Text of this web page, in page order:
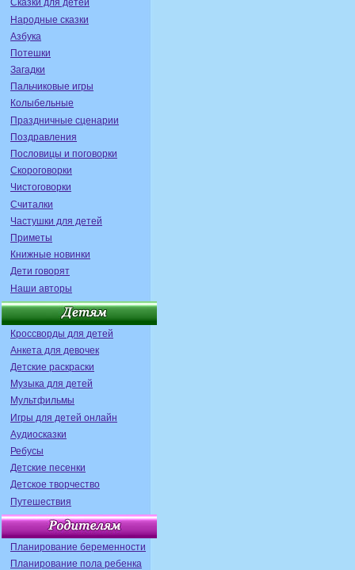
Сказки для детей
Народные сказки
Азбука
Потешки
Загадки
Пальчиковые игры
Колыбельные
Праздничные сценарии
Поздравления
Пословицы и поговорки
Скороговорки
Чистоговорки
Считалки
Частушки для детей
Приметы
Книжные новинки
Дети говорят
Наши авторы
Кроссворды для детей
Анкета для девочек
Детские раскраски
Музыка для детей
Мультфильмы
Игры для детей онлайн
Аудиосказки
Ребусы
Детские песенки
Детское творчество
Путешествия
Планирование беременности
Планирование пола ребенка